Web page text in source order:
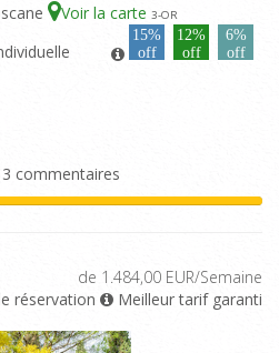
Voir la carte 3-OR
15%
off
12%
off
6%
off
commentaires
de 1.484,00 EUR/Semaine
réservation
Meilleur tarif garanti